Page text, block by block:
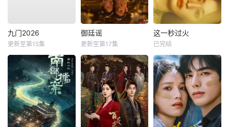
九门2026
更新至第15集
御廷谣
更新至第17集
这一秒过火
已完结